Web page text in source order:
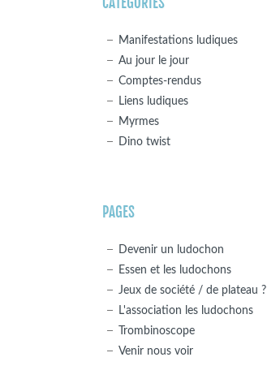
Manifestations ludiques
Au jour le jour
Comptes-rendus
Liens ludiques
Myrmes
Dino twist
PAGES
Devenir un ludochon
Essen et les ludochons
Jeux de société / de plateau ?
L'association les ludochons
Trombinoscope
Venir nous voir